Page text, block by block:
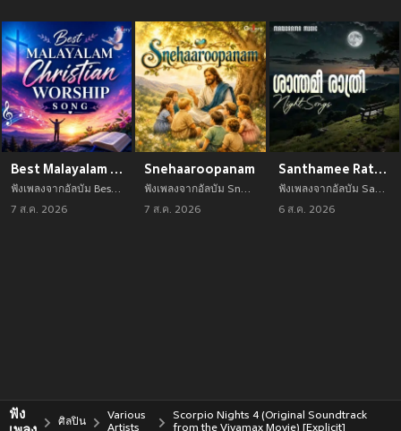
Best Malayalam Christian Worship Song
ฟังเพลงจากอัลบัม Best Malayalam Christian Worship Song เพลงใหม่จาก Various Artists อัพเดทเพลงใหม่ล่าสุดก่อนใคร ตลอดปี 2021
7 ส.ค. 2026
Snehaaroopanam
ฟังเพลงจากอัลบัม Snehaaroopanam เพลงใหม่จาก Various Artists อัพเดทเพลงใหม่ล่าสุดก่อนใคร ตลอดปี 2021
7 ส.ค. 2026
Santhamee Rathri
ฟังเพลงจากอัลบัม Santhamee Rathri เพลงใหม่จาก Various Artists อัพเดทเพลงใหม่ล่าสุดก่อนใคร ตลอดปี 2021
6 ส.ค. 2026
ฟัง
ศิลปิน
Various
Artists
Scorpio Nights 4 (Original Soundtrack
from the Vivamax Movie) [Explicit]